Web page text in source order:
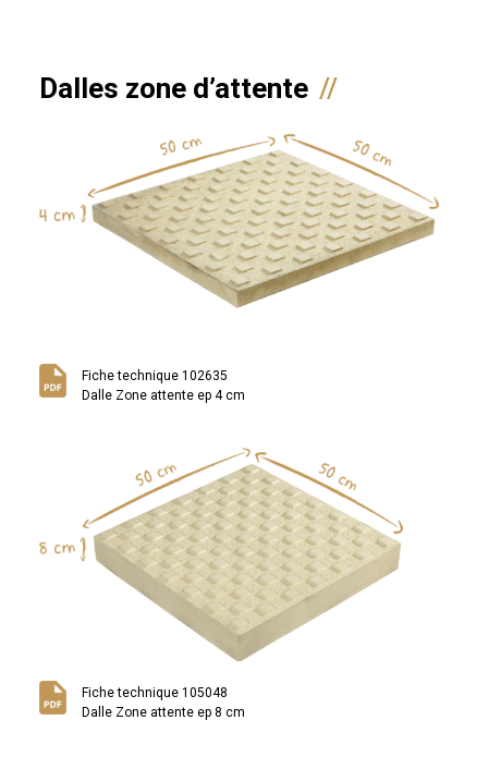
Dalles zone d’attente
Fiche technique 102635
Dalle Zone attente ep 4 cm
Fiche technique 105048
Dalle Zone attente ep 8 cm